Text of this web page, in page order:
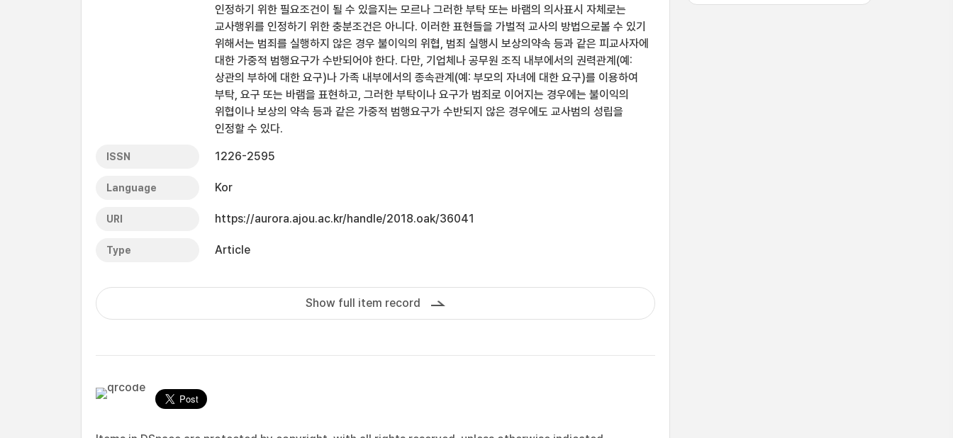
인정하기 위한 필요조건이 될 수 있을지는 모르나 그러한 부탁 또는 바램의 의사표시 자체로는
교사행위를 인정하기 위한 충분조건은 아니다. 이러한 표현들을 가벌적 교사의 방법으로볼 수 있기
위해서는 범죄를 실행하지 않은 경우 불이익의 위협, 범죄 실행시 보상의약속 등과 같은 피교사자에
대한 가중적 범행요구가 수반되어야 한다. 다만, 기업체나 공무원 조직 내부에서의 권력관계(예:
상관의 부하에 대한 요구)나 가족 내부에서의 종속관계(예: 부모의 자녀에 대한 요구)를 이용하여
부탁, 요구 또는 바램을 표현하고, 그러한 부탁이나 요구가 범죄로 이어지는 경우에는 불이익의
위협이나 보상의 약속 등과 같은 가중적 범행요구가 수반되지 않은 경우에도 교사범의 성립을
인정할 수 있다.
ISSN 1226-2595
Language Kor
URI https://aurora.ajou.ac.kr/handle/2018.oak/36041
Type Article
Show full item record